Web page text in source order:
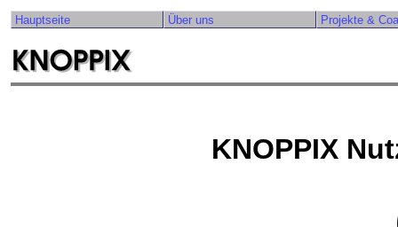
Hauptseite Über uns Projekte &
KNOPPIX